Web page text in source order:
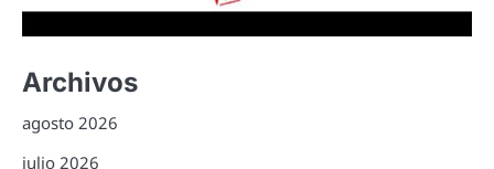
Archivos
agosto 2026
julio 2026